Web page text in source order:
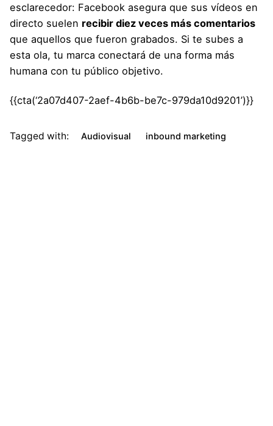
esclarecedor: Facebook asegura que sus vídeos en
directo suelen recibir diez veces más comentarios
que aquellos que fueron grabados. Si te subes a
esta ola, tu marca conectará de una forma más
humana con tu público objetivo.
{{cta(‘2a07d407-2aef-4b6b-be7c-979da10d9201’)}}
Tagged with: Audiovisual inbound marketing